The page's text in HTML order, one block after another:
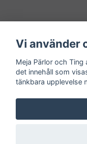
Sociala medier
© 2026 Meja
Vi använder
Meja Pärlor och
det innehåll som
tänkbara upplevelse